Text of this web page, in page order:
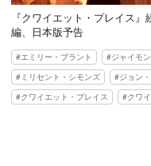
『クワイエット・プレイス』
編、日本版予告
エミリー・ブラント ジャイモ
ミリセント・シモンズ
ジョン
クワイエット・プレイス
クワ